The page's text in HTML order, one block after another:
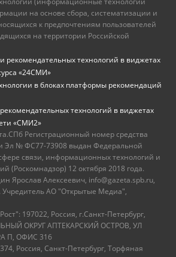
на основе сбора, систематизации и
к предпочтениям пользователей
на территории Российской
рекомендательных технологий в виджетах
«24СМИ»
в блоках платформы рекомендаций
технологий в виджетах
«СМИ2»
Регистрационный номер средства
Эл № ФС77-73908 выдан Федеральной
связи, информационных технологий и
(Роскомнадзор) 12 октября 2018 года.
Ярослав Алексеевич, info@gazeta.spb.ru,
Учредитель АО "Открытые Медиа",
197022, Россия, г.Санкт-Петербург,
ОКРУГ АПТЕКАРСКИЙ ОСТРОВ, УЛ
П, ОФИС 316
Россия, Санкт-Петербург, Торфяная